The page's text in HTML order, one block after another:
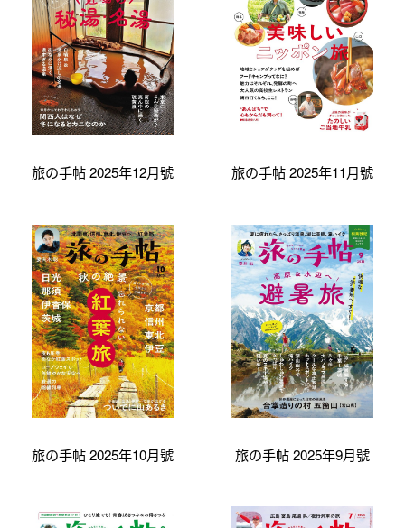
旅の手帖 2025年12月號 旅の手帖 2025年11月號
旅の手帖 2025年10月號 旅の手帖 2025年9月號